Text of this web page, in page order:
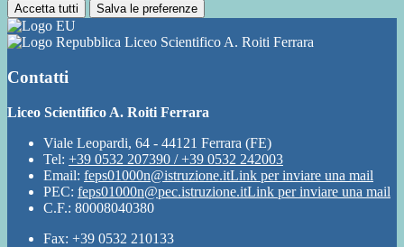
Accetta tutti Salva le preferenze
Liceo Scientifico A. Roiti Ferrara
Contatti
Liceo Scientifico A. Roiti Ferrara
Viale Leopardi, 64 - 44121 Ferrara (FE)
Tel: +39 0532 207390 / +39 0532 242003
Email: feps01000n@istruzione.itLink per inviare una mail
PEC: feps01000n@pec.istruzione.itLink per inviare una mail
C.F.: 80008040380
Fax: +39 0532 210133